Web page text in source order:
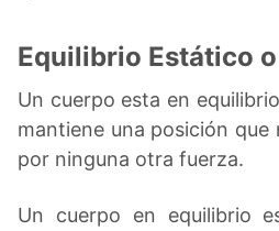
Equilibrio Estático
Un cuerpo esta en
mantiene una posición que
por ninguna otra fuerza.
Un cuerpo en equilibrio